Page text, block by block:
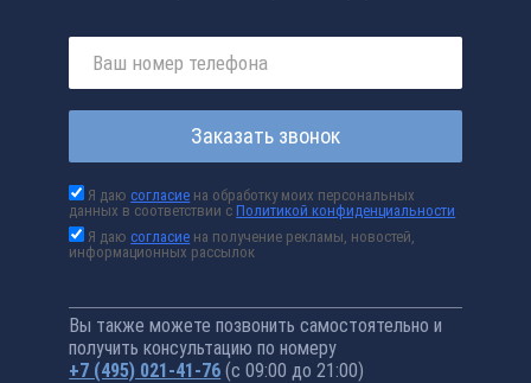
Заказать звонок
Я даюсогласие на обработку моих персональных
данных в соответствии сПолитикой конфиденциальности
Я даюсогласие на получение рекламы, новостей,
информационных рассылок
Вы также можете позвонить самостоятельно и
получить консультацию по номеру
+7 (495) 021-41-76 (с 09:00 до 21:00)